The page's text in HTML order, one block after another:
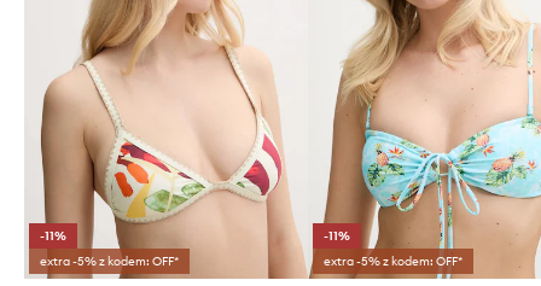
-11%
extra -5% z kodem: OFF*
-11%
extra -5% z kodem: OFF*